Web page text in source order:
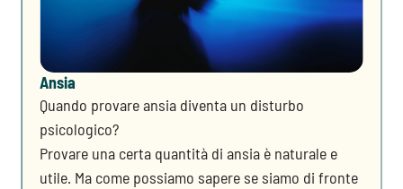
Ansia
Quando provare ansia diventa un disturbo
psicologico?
Provare una certa quantità di ansia è naturale e
utile. Ma come possiamo sapere se siamo di fronte